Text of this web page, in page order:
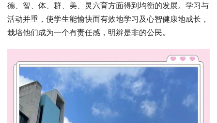
德、智、体、群、美、灵六育方面得到均衡的发展。学习与
活动并重，使学生能愉快而有效地学习及心智健康地成长，
栽培他们成为一个有责任感，明辨是非的公民。